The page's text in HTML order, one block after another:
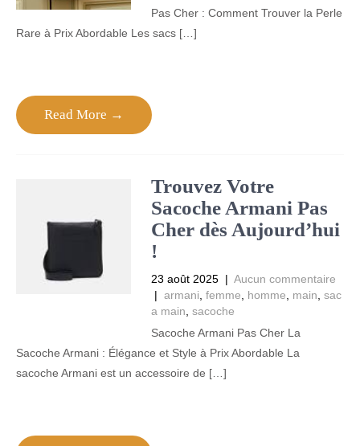
Pas Cher : Comment Trouver la Perle
Rare à Prix Abordable Les sacs […]
Read More →
Trouvez Votre
Sacoche Armani Pas
Cher dès Aujourd’hui
!
23 août 2025 | Aucun commentaire
| armani femme homme main sac
a main sacoche
Sacoche Armani Pas Cher La
Sacoche Armani : Élégance et Style à Prix Abordable La
sacoche Armani est un accessoire de […]